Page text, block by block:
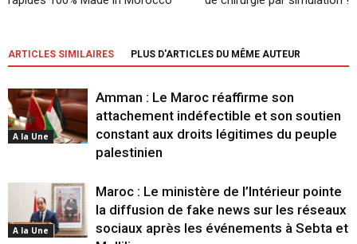
ARTICLES SIMILAIRES PLUS D'ARTICLES DU MÊME AUTEUR
A la Une
Amman : Le Maroc réaffirme son
attachement indéfectible et son soutien
constant aux droits légitimes du peuple
palestinien
A la Une
Maroc : Le ministère de l’Intérieur pointe
la diffusion de fake news sur les réseaux
sociaux après les événements à Sebta et